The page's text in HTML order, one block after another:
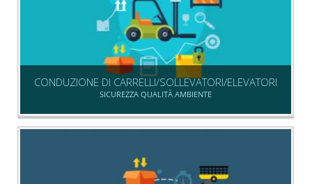
CONDUZIONE DI CARRELLI/SOLLEVATORI/ELEVATORI
SICUREZZA QUALITÀ AMBIENTE